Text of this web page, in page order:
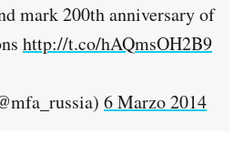
mark 200th anniversary of
http://t.co/hAQmsOH2B9
6 Marzo 2014